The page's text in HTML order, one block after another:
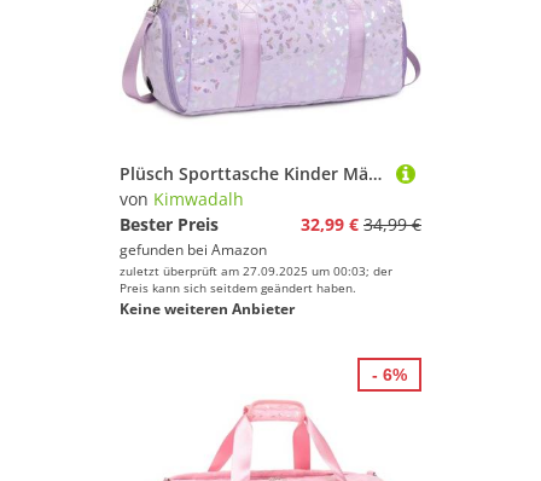
Plüsch Sporttasche Kinder Mädchen Schmetterling Reisetaschen Mädchen Kinder Schulsporttasche Mädchen 25L Kindertasche für Reisen Sport Gymnastik Tanz
von Kimwadalh
Bester Preis
32,99 € 34,99 €
gefunden bei Amazon
zuletzt überprüft am 27.09.2025 um 00:03; der
Preis kann sich seitdem geändert haben.
Keine weiteren Anbieter
- 6%